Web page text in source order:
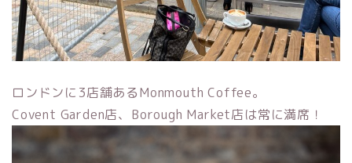
ロンドンに3店舗あるMonmouth Coffee。
Covent Garden店、Borough Market店は常に満席！